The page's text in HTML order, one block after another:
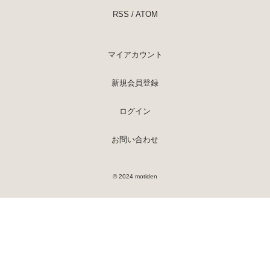
RSS / ATOM
マイアカウント
新規会員登録
ログイン
お問い合わせ
© 2024 motiden